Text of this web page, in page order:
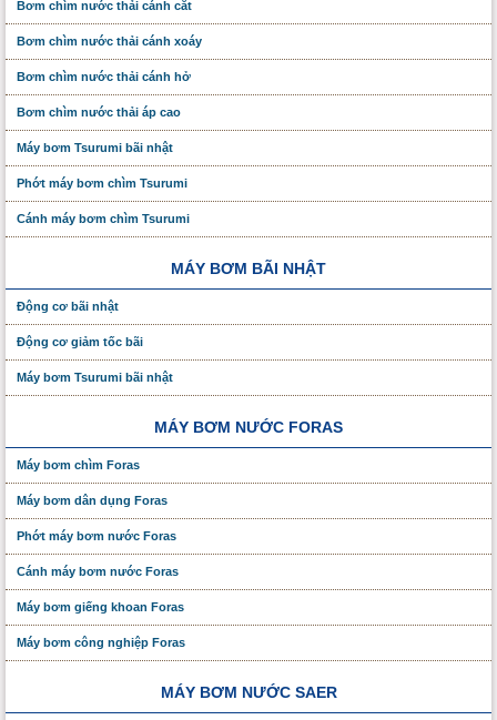
Bơm chìm nước thải cánh cắt
Bơm chìm nước thải cánh xoáy
Bơm chìm nước thải cánh hở
Bơm chìm nước thải áp cao
Máy bơm Tsurumi bãi nhật
Phớt máy bơm chìm Tsurumi
Cánh máy bơm chìm Tsurumi
MÁY BƠM BÃI NHẬT
Động cơ bãi nhật
Động cơ giảm tốc bãi
Máy bơm Tsurumi bãi nhật
MÁY BƠM NƯỚC FORAS
Máy bơm chìm Foras
Máy bơm dân dụng Foras
Phớt máy bơm nước Foras
Cánh máy bơm nước Foras
Máy bơm giếng khoan Foras
Máy bơm công nghiệp Foras
MÁY BƠM NƯỚC SAER